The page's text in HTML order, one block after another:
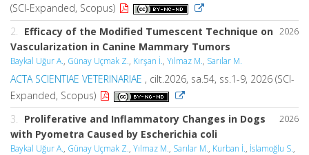
(SCI-Expanded, Scopus)
2026
2. Efficacy of the Modified Tumescent Technique on
Vascularization in Canine Mammary Tumors
Baykal Uğur A., Günay Uçmak Z., Kırşan İ., Yılmaz M., Sarılar M.
ACTA SCIENTIAE VETERINARIAE , cilt.2026, sa.54, ss.1-9, 2026 (SCI-
Expanded, Scopus)
2026
3. Proliferative and Inflammatory Changes in Dogs
with Pyometra Caused by Escherichia coli
Baykal Uğur A., Günay Uçmak Z., Yılmaz M., Sarılar M., Kurban İ., İslamoğlu S.,